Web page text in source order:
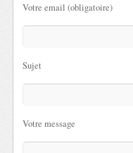
Votre email (obligatoire)
Sujet
Votre message